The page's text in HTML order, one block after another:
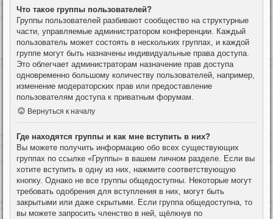
Что такое группы пользователей?
Группы пользователей разбивают сообщество на структурные
части, управляемые администратором конференции. Каждый
пользователь может состоять в нескольких группах, и каждой
группе могут быть назначены индивидуальные права доступа.
Это облегчает администраторам назначение прав доступа
одновременно большому количеству пользователей, например,
изменение модераторских прав или предоставление
пользователям доступа к приватным форумам.
Вернуться к началу
Где находятся группы и как мне вступить в них?
Вы можете получить информацию обо всех существующих
группах по ссылке «Группы» в вашем личном разделе. Если вы
хотите вступить в одну из них, нажмите соответствующую
кнопку. Однако не все группы общедоступны. Некоторые могут
требовать одобрения для вступления в них, могут быть
закрытыми или даже скрытыми. Если группа общедоступна, то
вы можете запросить членство в ней, щёлкнув по